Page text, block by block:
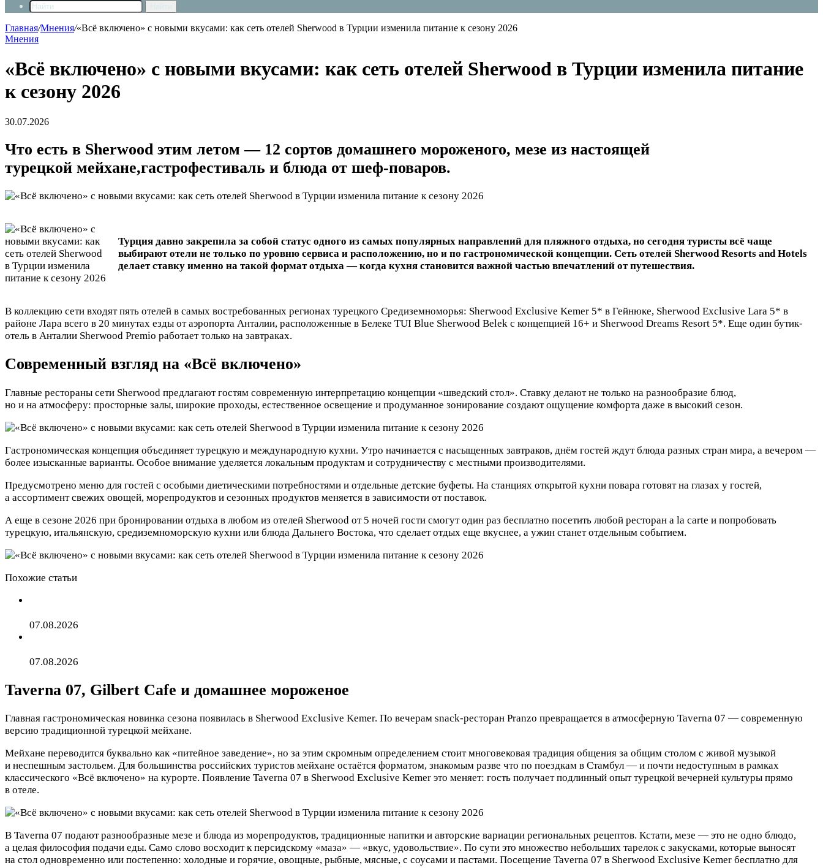
Главная/Мнения/«Всё включено» с новыми вкусами: как сеть отелей Sherwood в Турции изменила питание к сезону 2026
Мнения
«Всё включено» с новыми вкусами: как сеть отелей Sherwood в Турции изменила питание
к сезону 2026
30.07.2026
Что есть в Sherwood этим летом — 12 сортов домашнего мороженого, мезе из настоящей
турецкой мейхане,гастрофестиваль и блюда от шеф-поваров.
Турция давно закрепила за собой статус одного из самых популярных направлений для пляжного отдыха, но сегодня туристы всё чаще
выбирают отели не только по уровню сервиса и расположению, но и по гастрономической концепции. Сеть отелей Sherwood Resorts and Hotels
делает ставку именно на такой формат отдыха — когда кухня становится важной частью впечатлений от путешествия.
В коллекцию сети входят пять отелей в самых востребованных регионах турецкого Средиземноморья: Sherwood Exclusive Kemer 5* в Гейнюке, Sherwood Exclusive Lara 5* в
районе Лара всего в 20 минутах езды от аэропорта Анталии, расположенные в Белеке TUI Blue Sherwood Belek с концепцией 16+ и Sherwood Dreams Resort 5*. Еще один бутик-
отель в Анталии Sherwood Premio работает только на завтраках.
Современный взгляд на «Всё включено»
Главные рестораны сети Sherwood предлагают гостям современную интерпретацию концепции «шведский стол». Ставку делают не только на разнообразие блюд,
но и на атмосферу: просторные залы, широкие проходы, естественное освещение и продуманное зонирование создают ощущение комфорта даже в высокий сезон.
Гастрономическая концепция объединяет турецкую и международную кухни. Утро начинается с насыщенных завтраков, днём гостей ждут блюда разных стран мира, а вечером —
более изысканные варианты. Особое внимание уделяется локальным продуктам и сотрудничеству с местными производителями.
Предусмотрено меню для гостей с особыми диетическими потребностями и отдельные детские буфеты. На станциях открытой кухни повара готовят на глазах у гостей,
а ассортимент свежих овощей, морепродуктов и сезонных продуктов меняется в зависимости от поставок.
А еще в сезоне 2026 при бронировании отдыха в любом из отелей Sherwood от 5 ночей гости смогут один раз бесплатно посетить любой ресторан a la carte и попробовать
турецкую, итальянскую, средиземноморскую кухни или блюда Дальнего Востока, что сделает отдых еще вкуснее, а ужин станет отдельным событием.
Похожие статьи
07.08.2026
07.08.2026
Taverna 07, Gilbert Cafe и домашнее мороженое
Главная гастрономическая новинка сезона появилась в Sherwood Exclusive Kemer. По вечерам snack-ресторан Pranzo превращается в атмосферную Taverna 07 — современную
версию традиционной турецкой мейхане.
Мейхане переводится буквально как «питейное заведение», но за этим скромным определением стоит многовековая традиция общения за общим столом с живой музыкой
и неспешным застольем. Для большинства российских туристов мейхане остаётся форматом, знакомым разве что по поездкам в Стамбул — и почти недоступным в рамках
классического «Всё включено» на курорте. Появление Taverna 07 в Sherwood Exclusive Kemer это меняет: гость получает подлинный опыт турецкой вечерней культуры прямо
в отеле.
В Taverna 07 подают разнообразные мезе и блюда из морепродуктов, традиционные напитки и авторские вариации региональных рецептов. Кстати, мезе — это не одно блюдо,
а целая философия подачи еды. Само слово восходит к персидскому «маза» — «вкус, удовольствие». По сути это множество небольших тарелок с закусками, которые выносят
на стол одновременно или постепенно: холодные и горячие, овощные, рыбные, мясные, с соусами и пастами. Посещение Taverna 07 в Sherwood Exclusive Kemer бесплатно для